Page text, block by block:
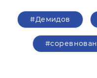
#Демидов